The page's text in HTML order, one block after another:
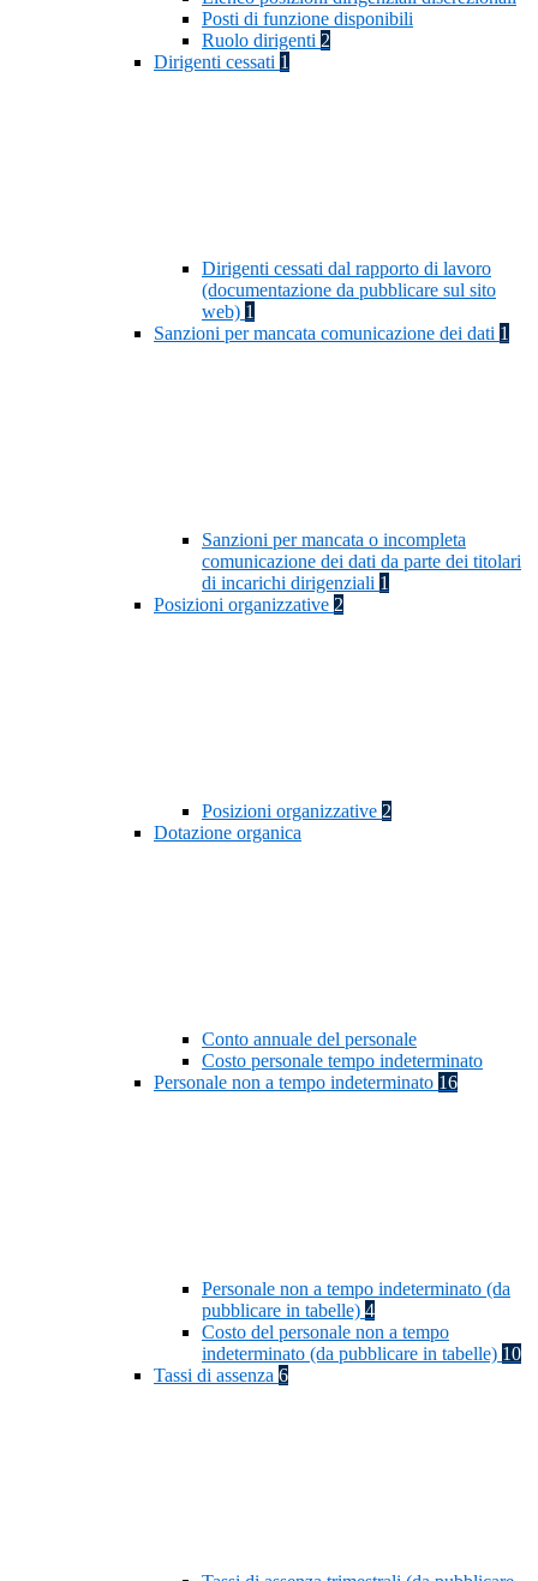
Posti di funzione disponibili
Ruolo dirigenti 2
Dirigenti cessati 1
Dirigenti cessati dal rapporto di lavoro
(documentazione da pubblicare sul sito
web) 1
Sanzioni per mancata comunicazione dei dati 1
Sanzioni per mancata o incompleta
comunicazione dei dati da parte dei titolari
di incarichi dirigenziali 1
Posizioni organizzative 2
Posizioni organizzative 2
Dotazione organica
Conto annuale del personale
Costo personale tempo indeterminato
Personale non a tempo indeterminato 16
Personale non a tempo indeterminato (da
pubblicare in tabelle) 4
Costo del personale non a tempo
indeterminato (da pubblicare in tabelle) 10
Tassi di assenza 6